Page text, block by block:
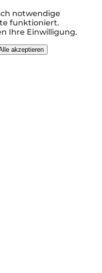
notwendige
funktioniert.
Ihre Einwilligung.
akzeptieren